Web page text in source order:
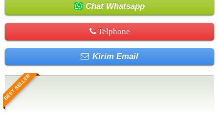
Chat Whatsapp
Telphone
Kirim Email
BEST SELLER